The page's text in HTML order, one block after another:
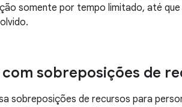
somente por tempo limitado, até
sobreposições de
sobreposições de recursos para